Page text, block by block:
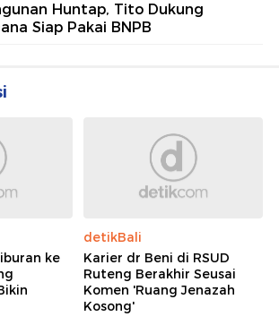
Huntap, Tito Dukung
Siap Pakai BNPB
ke
detikBali
Karier dr Beni di RSUD
Ruteng Berakhir Seusai
Komen 'Ruang Jenazah
Kosong'